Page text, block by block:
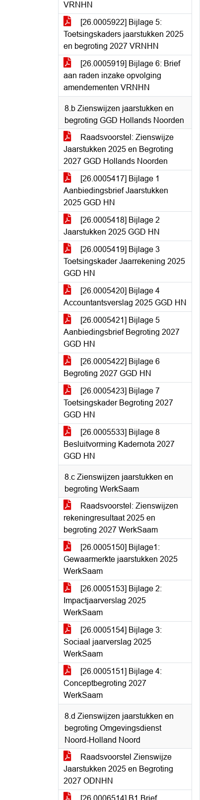
VRNHN
[26.0005922] Bijlage 5:
Toetsingskaders jaarstukken 2025
en begroting 2027 VRNHN
[26.0005919] Bijlage 6: Brief
aan raden inzake opvolging
amendementen VRNHN
8.b Zienswijzen jaarstukken en
begroting GGD Hollands Noorden
Raadsvoorstel: Zienswijze
Jaarstukken 2025 en Begroting
2027 GGD Hollands Noorden
[26.0005417] Bijlage 1
Aanbiedingsbrief Jaarstukken
2025 GGD HN
[26.0005418] Bijlage 2
Jaarstukken 2025 GGD HN
[26.0005419] Bijlage 3
Toetsingskader Jaarrekening 2025
GGD HN
[26.0005420] Bijlage 4
Accountantsverslag 2025 GGD HN
[26.0005421] Bijlage 5
Aanbiedingsbrief Begroting 2027
GGD HN
[26.0005422] Bijlage 6
Begroting 2027 GGD HN
[26.0005423] Bijlage 7
Toetsingskader Begroting 2027
GGD HN
[26.0005533] Bijlage 8
Besluitvorming Kadernota 2027
GGD HN
8.c Zienswijzen jaarstukken en
begroting WerkSaam
Raadsvoorstel: Zienswijzen
rekeningresultaat 2025 en
begroting 2027 WerkSaam
[26.0005150] Bijlage1:
Gewaarmerkte jaarstukken 2025
WerkSaam
[26.0005153] Bijlage 2:
Impactjaarverslag 2025
WerkSaam
[26.0005154] Bijlage 3:
Sociaal jaarverslag 2025
WerkSaam
[26.0005151] Bijlage 4:
Conceptbegroting 2027
WerkSaam
8.d Zienswijzen jaarstukken en
begroting Omgevingsdienst
Noord-Holland Noord
Raadsvoorstel Zienswijze
Jaarstukken 2025 en Begroting
2027 ODNHN
[26.0006514] B1 Brief